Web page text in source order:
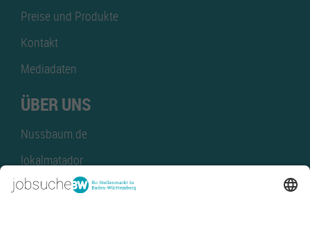
Preise und Produkte
Kontakt
Mediadaten
ÜBER UNS
Nussbaum.de
lokalmatador
kaufinBW